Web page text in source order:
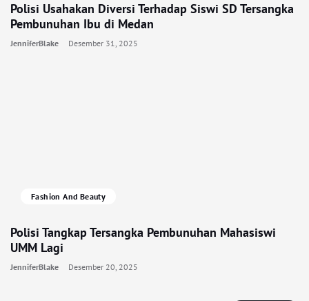
Polisi Usahakan Diversi Terhadap Siswi SD Tersangka
Pembunuhan Ibu di Medan
JenniferBlake Desember 31, 2025
Fashion And Beauty
Polisi Tangkap Tersangka Pembunuhan Mahasiswi
UMM Lagi
JenniferBlake Desember 20, 2025